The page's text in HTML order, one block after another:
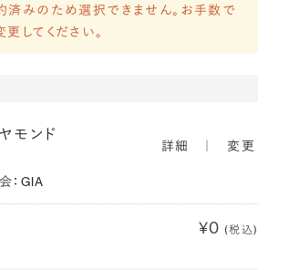
済みのため選択できません。お手数で
してください。
モンド
：GIA
詳細 変更
¥0 (税込)